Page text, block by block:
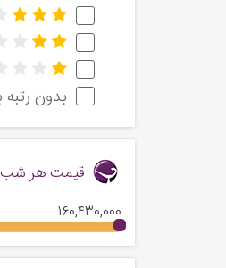
بدون
قیمت هر شب
160,430,000